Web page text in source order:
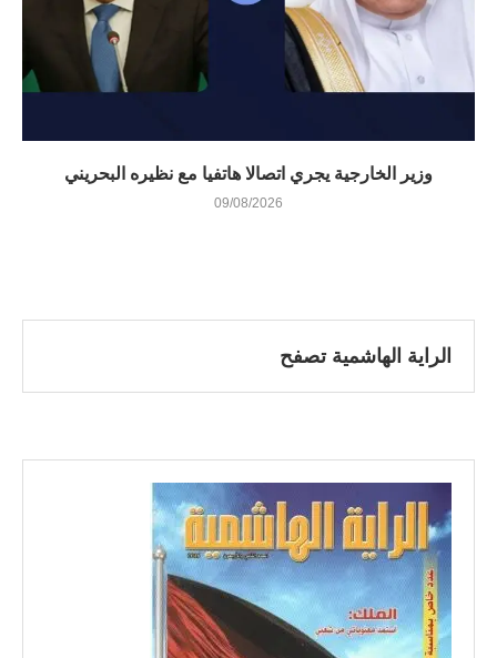
وزير الخارجية يجري اتصالا هاتفيا مع نظيره البحريني
09/08/2026
الراية الهاشمية تصفح